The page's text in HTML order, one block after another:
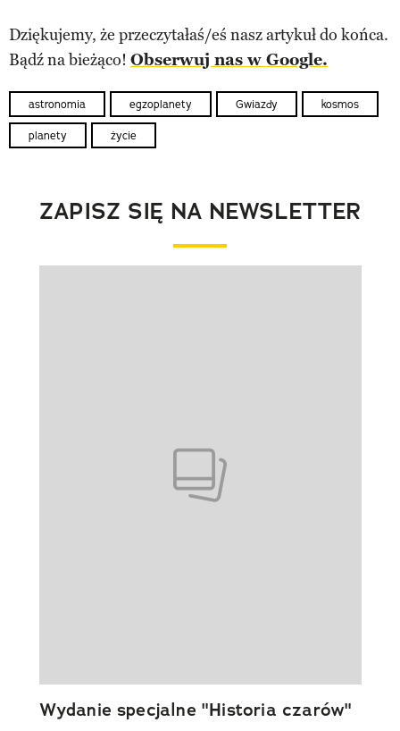
Dziękujemy, że przeczytałaś/eś nasz artykuł do końca.
Bądź na bieżąco! Obserwuj nas w Google.
astronomia egzoplanety Gwiazdy kosmos
planety życie
ZAPISZ SIĘ NA NEWSLETTER
Wydanie specjalne "Historia czarów"